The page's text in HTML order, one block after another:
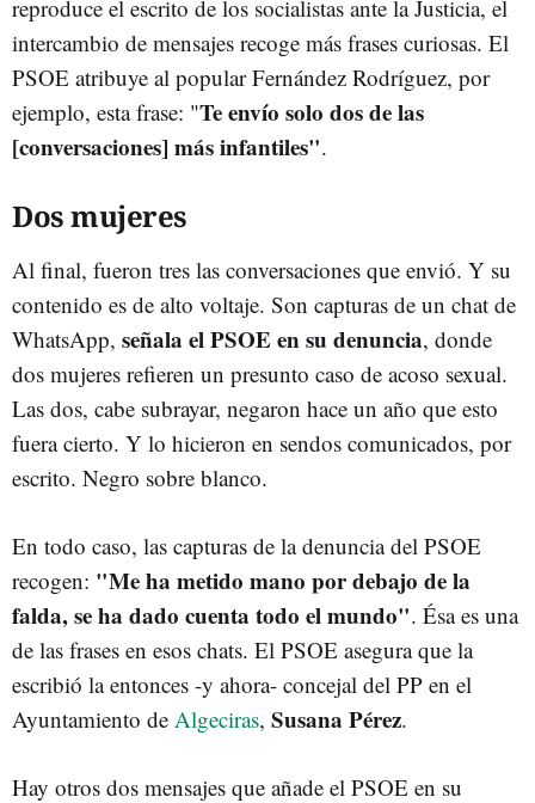
reproduce el escrito de los socialistas ante la Justicia, el
intercambio de mensajes recoge más frases curiosas. El
PSOE atribuye al popular Fernández Rodríguez, por
ejemplo, esta frase: "Te envío solo dos de las
[conversaciones] más infantiles".
Dos mujeres
Al final, fueron tres las conversaciones que envió. Y su
contenido es de alto voltaje. Son capturas de un chat de
WhatsApp, señala el PSOE en su denuncia, donde
dos mujeres refieren un presunto caso de acoso sexual.
Las dos, cabe subrayar, negaron hace un año que esto
fuera cierto. Y lo hicieron en sendos comunicados, por
escrito. Negro sobre blanco.
En todo caso, las capturas de la denuncia del PSOE
recogen: "Me ha metido mano por debajo de la
falda, se ha dado cuenta todo el mundo". Ésa es una
de las frases en esos chats. El PSOE asegura que la
escribió la entonces -y ahora- concejal del PP en el
Ayuntamiento de Algeciras, Susana Pérez.
Hay otros dos mensajes que añade el PSOE en su